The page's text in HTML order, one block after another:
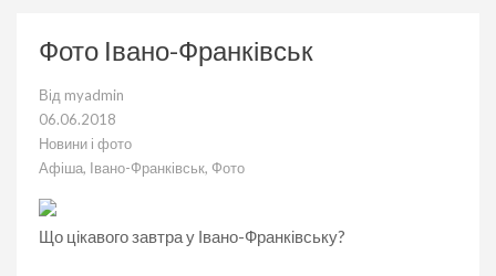
Фото Івано-Франківськ
Від myadmin
06.06.2018
Новини і фото
Афіша, Івано-Франківськ, Фото
Що цікавого завтра у Івано-Франківську?